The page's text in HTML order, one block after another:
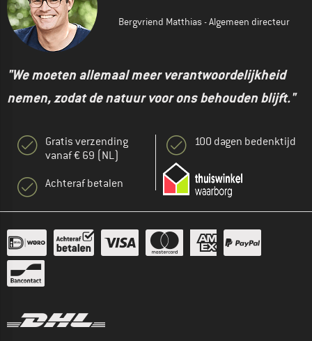
Bergvriend Matthias - Algemeen directeur
"We moeten allemaal meer verantwoordelijkheid
nemen, zodat de natuur voor ons behouden blijft."
Gratis verzending
vanaf € 69 (NL)
Achteraf betalen
100 dagen bedenktijd